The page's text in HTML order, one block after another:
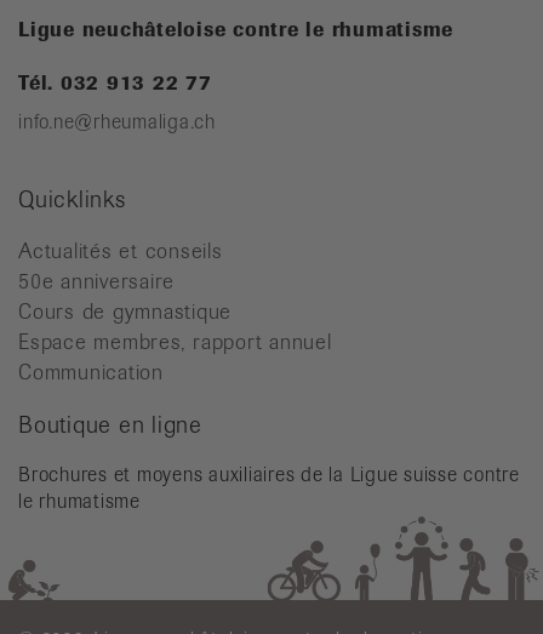
Ligue neuchâteloise contre le rhumatisme
Tél. 032 913 22 77
info.ne@rheumaliga.ch
Quicklinks
Actualités et conseils
50e anniversaire
Cours de gymnastique
Espace membres, rapport annuel
Communication
Boutique en ligne
Brochures et moyens auxiliaires de la Ligue suisse contre
le rhumatisme